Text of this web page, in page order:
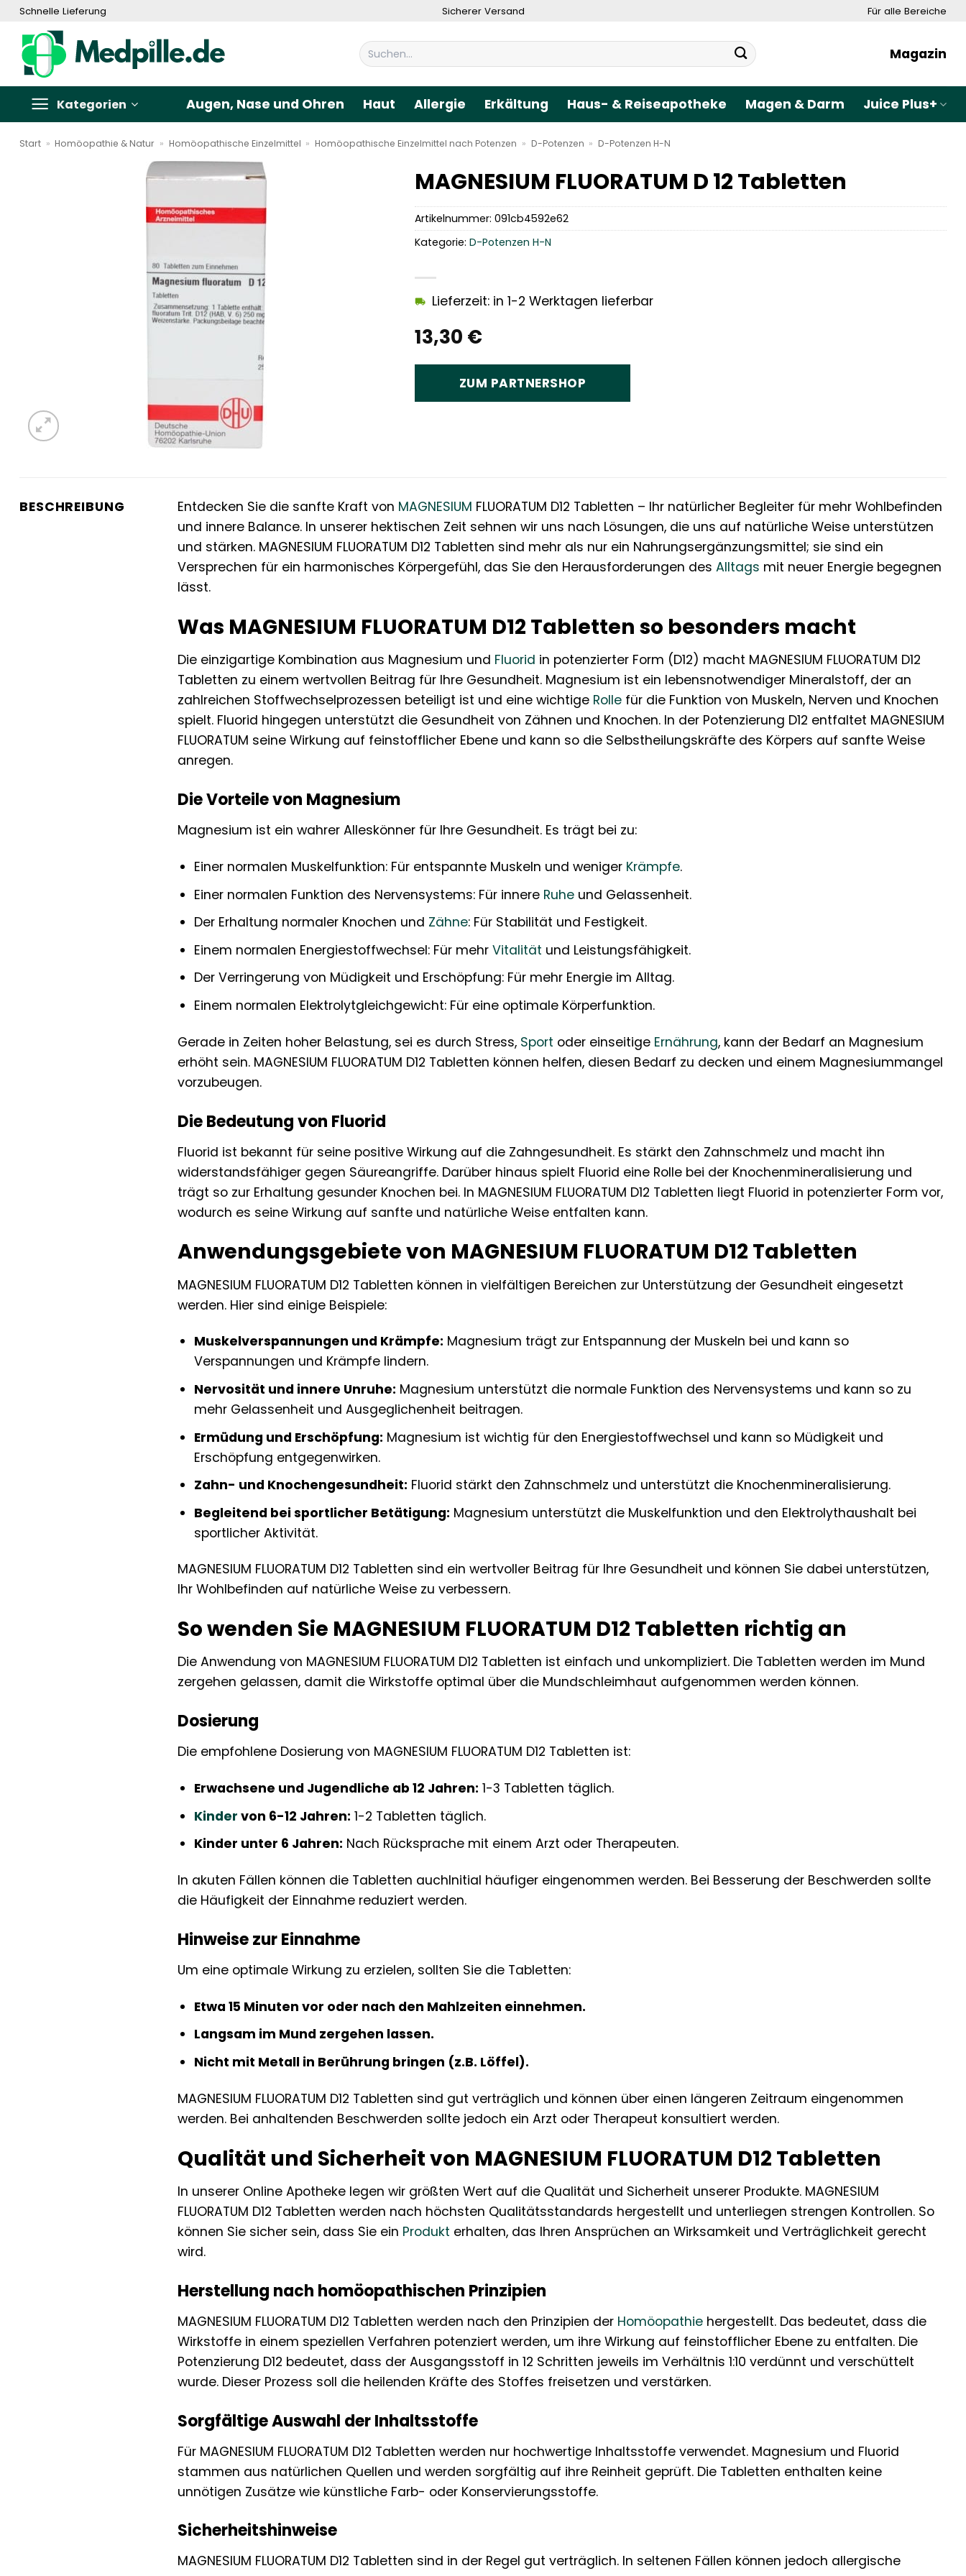
Zum
springen
Schnelle Lieferung Sicherer Versand Für alle Bereiche
Suchen
nach:
Magazin
Kategorien Augen, Nase und Ohren Haut Allergie Erkältung Haus- & Reiseapotheke Magen & Darm Juice Plus+
Start » Homöopathie & Natur » Homöopathische Einzelmittel » Homöopathische Einzelmittel nach Potenzen » D-Potenzen » D-Potenzen H-N
MAGNESIUM FLUORATUM D 12 Tabletten
13,30 €
Lieferzeit: in 1-2 Werktagen lieferbar
ZUM PARTNERSHOP
Artikelnummer: 091cb4592e62
Kategorie: D-Potenzen H-N
BESCHREIBUNG Entdecken Sie die sanfte Kraft von MAGNESIUM FLUORATUM D12 Tabletten – Ihr natürlicher Begleiter für mehr Wohlbefinden
und innere Balance. In unserer hektischen Zeit sehnen wir uns nach Lösungen, die uns auf natürliche Weise unterstützen
und stärken. MAGNESIUM FLUORATUM D12 Tabletten sind mehr als nur ein Nahrungsergänzungsmittel; sie sind ein
Versprechen für ein harmonisches Körpergefühl, das Sie den Herausforderungen des Alltags mit neuer Energie begegnen
lässt.
Was MAGNESIUM FLUORATUM D12 Tabletten so besonders macht
Die einzigartige Kombination aus Magnesium und Fluorid in potenzierter Form (D12) macht MAGNESIUM FLUORATUM D12
Tabletten zu einem wertvollen Beitrag für Ihre Gesundheit. Magnesium ist ein lebensnotwendiger Mineralstoff, der an
zahlreichen Stoffwechselprozessen beteiligt ist und eine wichtige Rolle für die Funktion von Muskeln, Nerven und Knochen
spielt. Fluorid hingegen unterstützt die Gesundheit von Zähnen und Knochen. In der Potenzierung D12 entfaltet MAGNESIUM
FLUORATUM seine Wirkung auf feinstofflicher Ebene und kann so die Selbstheilungskräfte des Körpers auf sanfte Weise
anregen.
Die Vorteile von Magnesium
Magnesium ist ein wahrer Alleskönner für Ihre Gesundheit. Es trägt bei zu:
Einer normalen Muskelfunktion: Für entspannte Muskeln und weniger Krämpfe.
Einer normalen Funktion des Nervensystems: Für innere Ruheund Gelassenheit.
Der Erhaltung normaler Knochen und Zähne: Für Stabilität und Festigkeit.
Einem normalen Energiestoffwechsel: Für mehr Vitalität und Leistungsfähigkeit.
Der Verringerung von Müdigkeit und Erschöpfung: Für mehr Energie im Alltag.
Einem normalen Elektrolytgleichgewicht: Für eine optimale Körperfunktion.
Gerade in Zeiten hoher Belastung, sei es durch Stress, Sport oder einseitige Ernährung, kann der Bedarf an Magnesium
erhöht sein. MAGNESIUM FLUORATUM D12 Tabletten können helfen, diesen Bedarf zu decken und einem Magnesiummangel
vorzubeugen.
Die Bedeutung von Fluorid
Fluorid ist bekannt für seine positive Wirkung auf die Zahngesundheit. Es stärkt den Zahnschmelz und macht ihn
widerstandsfähiger gegen Säureangriffe. Darüber hinaus spielt Fluorid eine Rolle bei der Knochenmineralisierung und
trägt so zur Erhaltung gesunder Knochen bei. In MAGNESIUM FLUORATUM D12 Tabletten liegt Fluorid in potenzierter Form vor,
wodurch es seine Wirkung auf sanfte und natürliche Weise entfalten kann.
Anwendungsgebiete von MAGNESIUM FLUORATUM D12 Tabletten
MAGNESIUM FLUORATUM D12 Tabletten können in vielfältigen Bereichen zur Unterstützung der Gesundheit eingesetzt
werden. Hier sind einige Beispiele:
Muskelverspannungen und Krämpfe: Magnesium trägt zur Entspannung der Muskeln bei und kann so
Verspannungen und Krämpfe lindern.
Nervosität und innere Unruhe: Magnesium unterstützt die normale Funktion des Nervensystems und kann so zu
mehr Gelassenheit und Ausgeglichenheit beitragen.
Ermüdung und Erschöpfung: Magnesium ist wichtig für den Energiestoffwechsel und kann so Müdigkeit und
Erschöpfung entgegenwirken.
Zahn- und Knochengesundheit: Fluorid stärkt den Zahnschmelz und unterstützt die Knochenmineralisierung.
Begleitend bei sportlicher Betätigung: Magnesium unterstützt die Muskelfunktion und den Elektrolythaushalt bei
sportlicher Aktivität.
MAGNESIUM FLUORATUM D12 Tabletten sind ein wertvoller Beitrag für Ihre Gesundheit und können Sie dabei unterstützen,
Ihr Wohlbefinden auf natürliche Weise zu verbessern.
So wenden Sie MAGNESIUM FLUORATUM D12 Tabletten richtig an
Die Anwendung von MAGNESIUM FLUORATUM D12 Tabletten ist einfach und unkompliziert. Die Tabletten werden im Mund
zergehen gelassen, damit die Wirkstoffe optimal über die Mundschleimhaut aufgenommen werden können.
Dosierung
Die empfohlene Dosierung von MAGNESIUM FLUORATUM D12 Tabletten ist:
Erwachsene und Jugendliche ab 12 Jahren: 1-3 Tabletten täglich.
Kinder von 6-12 Jahren: 1-2 Tabletten täglich.
Kinder unter 6 Jahren: Nach Rücksprache mit einem Arzt oder Therapeuten.
In akuten Fällen können die Tabletten auchInitial häufiger eingenommen werden. Bei Besserung der Beschwerden sollte
die Häufigkeit der Einnahme reduziert werden.
Hinweise zur Einnahme
Um eine optimale Wirkung zu erzielen, sollten Sie die Tabletten:
Etwa 15 Minuten vor oder nach den Mahlzeiten einnehmen.
Langsam im Mund zergehen lassen.
Nicht mit Metall in Berührung bringen (z.B. Löffel).
MAGNESIUM FLUORATUM D12 Tabletten sind gut verträglich und können über einen längeren Zeitraum eingenommen
werden. Bei anhaltenden Beschwerden sollte jedoch ein Arzt oder Therapeut konsultiert werden.
Qualität und Sicherheit von MAGNESIUM FLUORATUM D12 Tabletten
In unserer Online Apotheke legen wir größten Wert auf die Qualität und Sicherheit unserer Produkte. MAGNESIUM
FLUORATUM D12 Tabletten werden nach höchsten Qualitätsstandards hergestellt und unterliegen strengen Kontrollen. So
können Sie sicher sein, dass Sie ein Produkt erhalten, das Ihren Ansprüchen an Wirksamkeit und Verträglichkeit gerecht
wird.
Herstellung nach homöopathischen Prinzipien
MAGNESIUM FLUORATUM D12 Tabletten werden nach den Prinzipien der Homöopathie hergestellt. Das bedeutet, dass die
Wirkstoffe in einem speziellen Verfahren potenziert werden, um ihre Wirkung auf feinstofflicher Ebene zu entfalten. Die
Potenzierung D12 bedeutet, dass der Ausgangsstoff in 12 Schritten jeweils im Verhältnis 1:10 verdünnt und verschüttelt
wurde. Dieser Prozess soll die heilenden Kräfte des Stoffes freisetzen und verstärken.
Sorgfältige Auswahl der Inhaltsstoffe
Für MAGNESIUM FLUORATUM D12 Tabletten werden nur hochwertige Inhaltsstoffe verwendet. Magnesium und Fluorid
stammen aus natürlichen Quellen und werden sorgfältig auf ihre Reinheit geprüft. Die Tabletten enthalten keine
unnötigen Zusätze wie künstliche Farb- oder Konservierungsstoffe.
Sicherheitshinweise
MAGNESIUM FLUORATUM D12 Tabletten sind in der Regel gut verträglich. In seltenen Fällen können jedoch allergische